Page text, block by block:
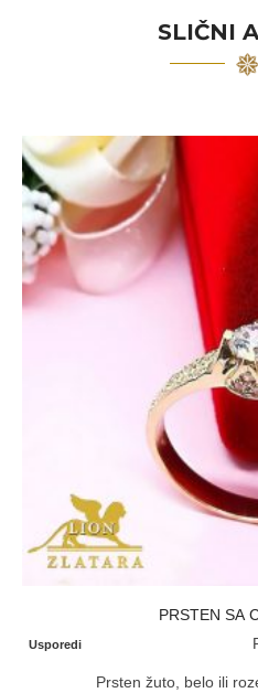
SLIČNI
PRSTEN SA
Usporedi
Prsten žuto, belo ili